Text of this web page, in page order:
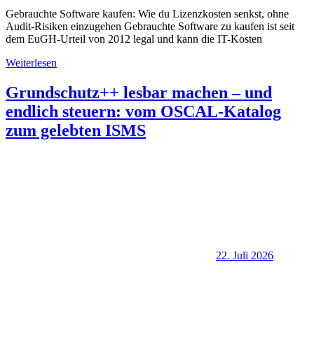
Gebrauchte Software kaufen: Wie du Lizenzkosten senkst, ohne
Audit-Risiken einzugehen Gebrauchte Software zu kaufen ist seit
dem EuGH-Urteil von 2012 legal und kann die IT-Kosten
Weiterlesen
Grundschutz++ lesbar machen – und
endlich steuern: vom OSCAL-Katalog
zum gelebten ISMS
22. Juli 2026